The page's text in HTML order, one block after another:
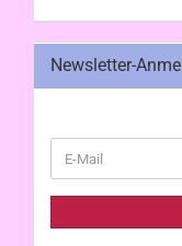
Newsletter-
ZUR
E-
Mail